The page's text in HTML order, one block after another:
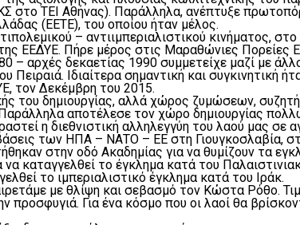
στο ΤΕΙ Αθήνας). Παράλληλα, ανέπτυξε
(ΕΕΤΕ), του οποίου ήταν μέλος.
– αντιιμπεριαλιστικού κινήματος,
ΕΕΔΥΕ. Πήρε μέρος στις Μαραθώνιες Πορείες
αρχές δεκαετίας 1990 συμμετείχε μαζί με
Πειραιά. Ιδιαίτερα σημαντική και συγκινητική
τον Δεκέμβρη του 2015.
δημιουργίας, αλλά χώρος ζυμώσεων,
αποτέλεσε τον χώρο δημιουργίας
η διεθνιστική αλληλεγγύη του λαού μας σε
των ΗΠΑ – ΝΑΤΟ – ΕΕ στη Γιουγκοσλαβία,
στην οδό Ακαδημίας για να θυμίζουν τα
καταγγελθεί το έγκλημα κατά του
το ιμπεριαλιστικό έγκλημα κατά του Ιράκ.
με θλίψη και σεβασμό τον Κώστα Ρόθο.
Για ένα κόσμο που οι λαοί θα